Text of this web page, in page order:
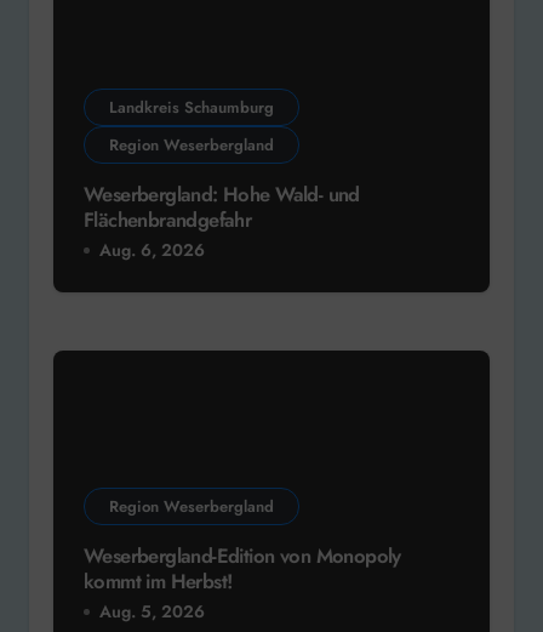
Landkreis Schaumburg
Region Weserbergland
Weserbergland: Hohe Wald- und
Flächenbrandgefahr
Aug. 6, 2026
Region Weserbergland
Weserbergland-Edition von Monopoly
kommt im Herbst!
Aug. 5, 2026